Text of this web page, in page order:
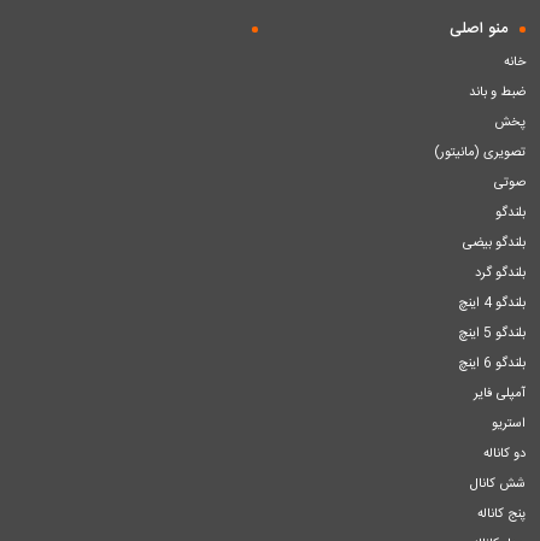
منو اصلی
خانه
ضبط و باند
پخش
تصویری (مانیتور)
صوتی
بلندگو
بلندگو بیضی
بلندگو گرد
بلندگو 4 اینچ
بلندگو 5 اینچ
بلندگو 6 اینچ
آمپلی فایر
استریو
دو کاناله
شش کانال
پنج کاناله